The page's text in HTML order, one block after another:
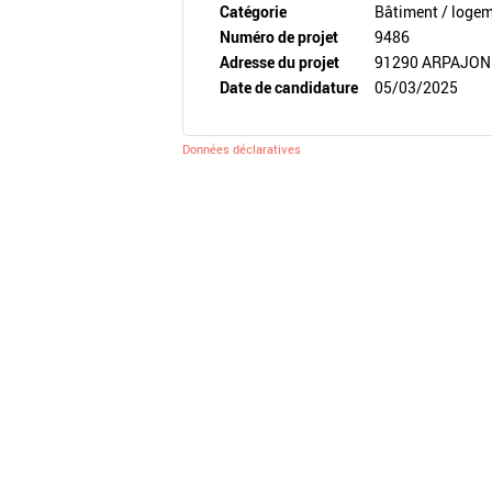
Catégorie
Bâtiment /
Numéro de projet
9486
Adresse du projet
91290 ARPAJON
Date de candidature
05/03/2025
Données déclaratives